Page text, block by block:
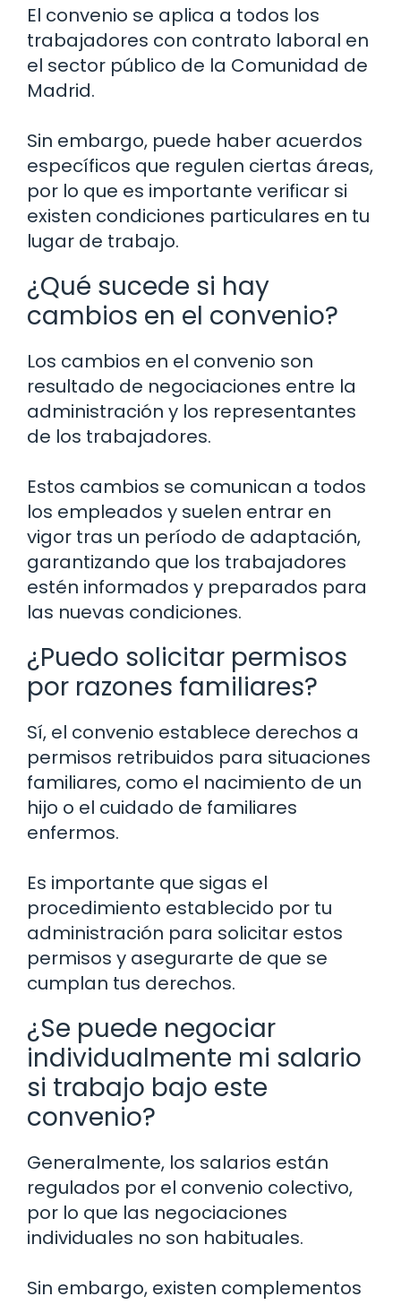
El convenio se aplica a todos los
trabajadores con contrato laboral en
el sector público de la Comunidad de
Madrid.
Sin embargo, puede haber acuerdos
específicos que regulen ciertas áreas,
por lo que es importante verificar si
existen condiciones particulares en tu
lugar de trabajo.
¿Qué sucede si hay
cambios en el convenio?
Los cambios en el convenio son
resultado de negociaciones entre la
administración y los representantes
de los trabajadores.
Estos cambios se comunican a todos
los empleados y suelen entrar en
vigor tras un período de adaptación,
garantizando que los trabajadores
estén informados y preparados para
las nuevas condiciones.
¿Puedo solicitar permisos
por razones familiares?
Sí, el convenio establece derechos a
permisos retribuidos para situaciones
familiares, como el nacimiento de un
hijo o el cuidado de familiares
enfermos.
Es importante que sigas el
procedimiento establecido por tu
administración para solicitar estos
permisos y asegurarte de que se
cumplan tus derechos.
¿Se puede negociar
individualmente mi salario
si trabajo bajo este
convenio?
Generalmente, los salarios están
regulados por el convenio colectivo,
por lo que las negociaciones
individuales no son habituales.
Sin embargo, existen complementos